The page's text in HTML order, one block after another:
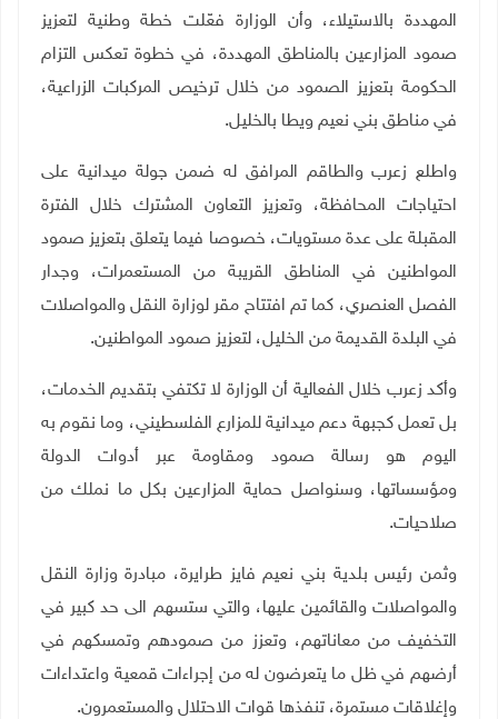
المهددة بالاستيلاء، وأن الوزارة فعّلت خطة وطنية لتعزيز
صمود المزارعين بالمناطق المهددة، في خطوة تعكس التزام
الحكومة بتعزيز الصمود من خلال ترخيص المركبات الزراعية،
في مناطق بني نعيم ويطا بالخليل.
واطلع زعرب والطاقم المرافق له ضمن جولة ميدانية على
احتياجات المحافظة، وتعزيز التعاون المشترك خلال الفترة
المقبلة على عدة مستويات، خصوصا فيما يتعلق بتعزيز صمود
المواطنين في المناطق القريبة من المستعمرات، وجدار
الفصل العنصري، كما تم افتتاح مقر لوزارة النقل والمواصلات
في البلدة القديمة من الخليل، لتعزيز صمود المواطنين.
وأكد زعرب خلال الفعالية أن الوزارة لا تكتفي بتقديم الخدمات،
بل تعمل كجبهة دعم ميدانية للمزارع الفلسطيني، وما نقوم به
اليوم هو رسالة صمود ومقاومة عبر أدوات الدولة
ومؤسساتها، وسنواصل حماية المزارعين بكل ما نملك من
صلاحيات.
وثمن رئيس بلدية بني نعيم فايز طرايرة، مبادرة وزارة النقل
والمواصلات والقائمين عليها، والتي ستسهم الى حد كبير في
التخفيف من معاناتهم، وتعزز من صمودهم وتمسكهم في
أرضهم في ظل ما يتعرضون له من إجراءات قمعية واعتداءات
وإغلاقات مستمرة، تنفذها قوات الاحتلال والمستعمرون.